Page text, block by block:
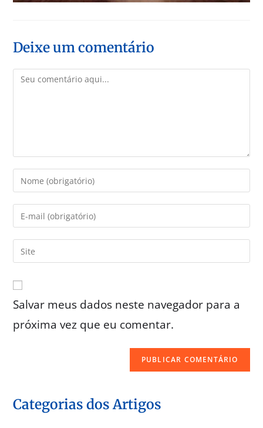
Deixe um comentário
Salvar meus dados neste navegador para a
próxima vez que eu comentar.
Categorias dos Artigos